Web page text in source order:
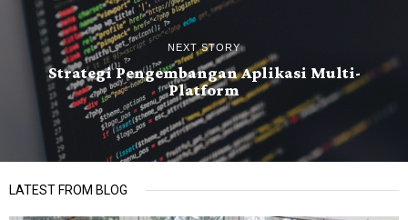
NEXT STORY
Strategi Pengembangan Aplikasi Multi-
Platform
LATEST FROM BLOG